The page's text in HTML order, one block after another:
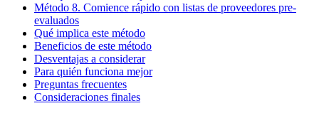
Método 8. Comience rápido con listas de proveedores pre-
evaluados
Qué implica este método
Beneficios de este método
Desventajas a considerar
Para quién funciona mejor
Preguntas frecuentes
Consideraciones finales